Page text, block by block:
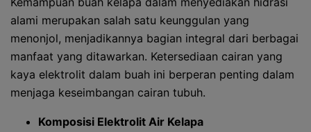
alami merupakan salah satu keunggulan yang
menonjol, menjadikannya bagian integral dari berbagai
manfaat yang ditawarkan. Ketersediaan cairan yang
kaya elektrolit dalam buah ini berperan penting dalam
menjaga keseimbangan cairan tubuh.
Komposisi Elektrolit Air Kelapa